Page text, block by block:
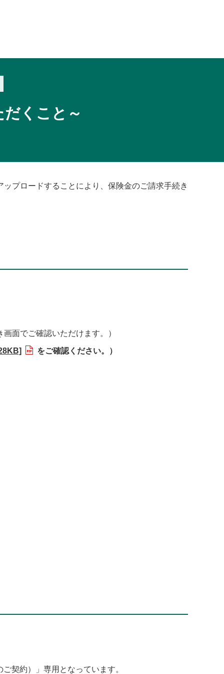
くこと～
プロードすることにより、保険金のご請求手続き
面でご確認いただけます。）
をご確認ください。）
契約）」専用となっています。